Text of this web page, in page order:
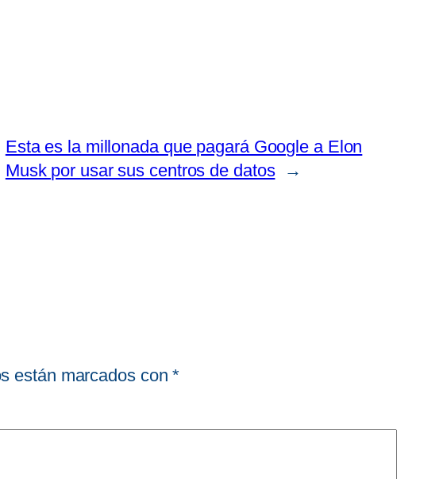
Esta es la millonada que pagará Google a Elon
Musk por usar sus centros de datos
→
están marcados con*